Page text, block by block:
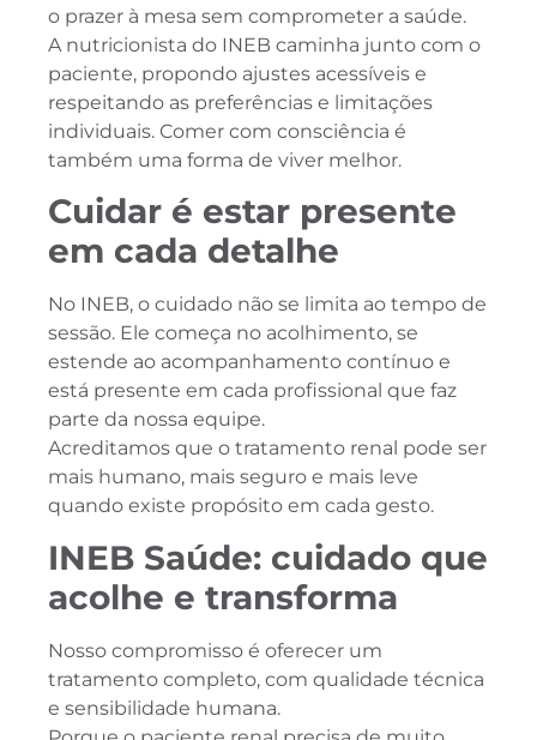
o prazer à mesa sem comprometer a saúde.
A nutricionista do INEB caminha junto com o
paciente, propondo ajustes acessíveis e
respeitando as preferências e limitações
individuais. Comer com consciência é
também uma forma de viver melhor.
Cuidar é estar presente
em cada detalhe
No INEB, o cuidado não se limita ao tempo de
sessão. Ele começa no acolhimento, se
estende ao acompanhamento contínuo e
está presente em cada profissional que faz
parte da nossa equipe.
Acreditamos que o tratamento renal pode ser
mais humano, mais seguro e mais leve
quando existe propósito em cada gesto.
INEB Saúde: cuidado que
acolhe e transforma
Nosso compromisso é oferecer um
tratamento completo, com qualidade técnica
e sensibilidade humana.